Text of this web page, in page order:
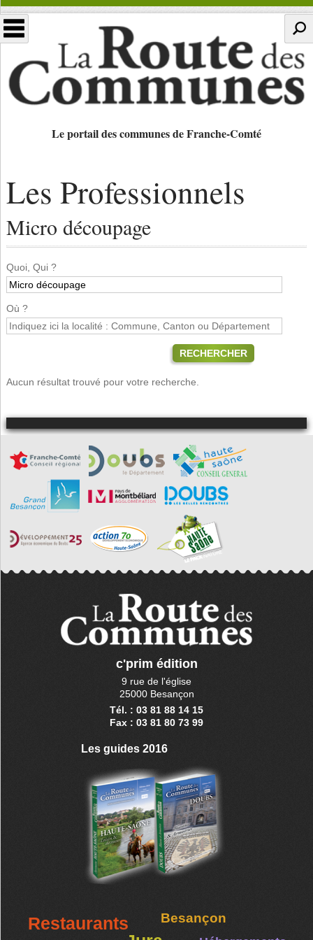
Le portail des communes de Franche-Comté
Les Professionnels
Micro découpage
Quoi, Qui ?
Où ?
RECHERCHER
Aucun résultat trouvé pour votre recherche.
c'prim édition
9 rue de l'église
25000 Besançon
Tél. : 03 81 88 14 15
Fax : 03 81 80 73 99
Les guides 2016
Restaurants Besançon